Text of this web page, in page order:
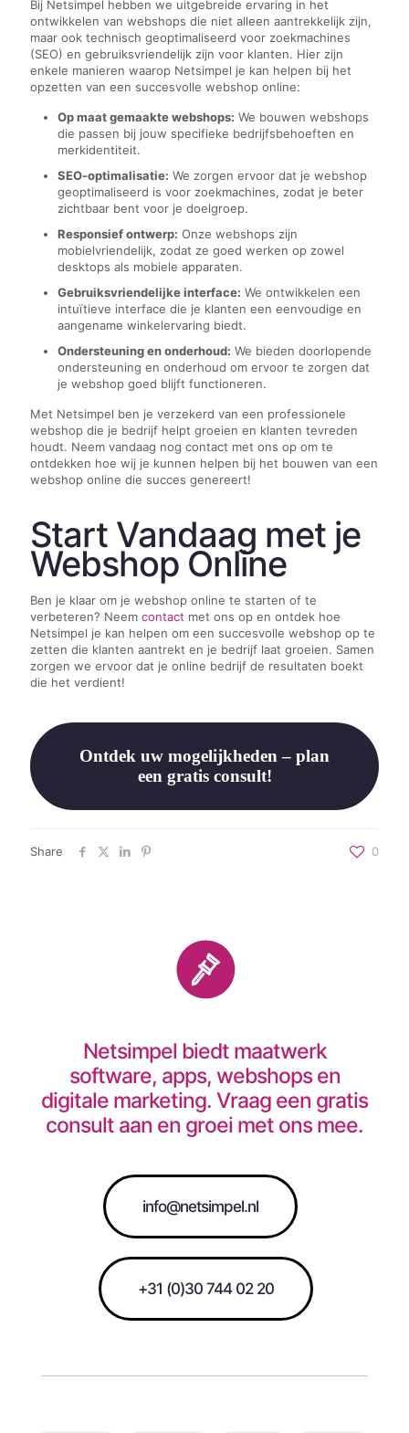
Bij Netsimpel hebben we uitgebreide ervaring in het
ontwikkelen van webshops die niet alleen aantrekkelijk zijn,
maar ook technisch geoptimaliseerd voor zoekmachines
(SEO) en gebruiksvriendelijk zijn voor klanten. Hier zijn
enkele manieren waarop Netsimpel je kan helpen bij het
opzetten van een succesvolle webshop online:
Op maat gemaakte webshops: We bouwen webshops
die passen bij jouw specifieke bedrijfsbehoeften en
merkidentiteit.
SEO-optimalisatie: We zorgen ervoor dat je webshop
geoptimaliseerd is voor zoekmachines, zodat je beter
zichtbaar bent voor je doelgroep.
Responsief ontwerp: Onze webshops zijn
mobielvriendelijk, zodat ze goed werken op zowel
desktops als mobiele apparaten.
Gebruiksvriendelijke interface: We ontwikkelen een
intuïtieve interface die je klanten een eenvoudige en
aangename winkelervaring biedt.
Ondersteuning en onderhoud: We bieden doorlopende
ondersteuning en onderhoud om ervoor te zorgen dat
je webshop goed blijft functioneren.
Met Netsimpel ben je verzekerd van een professionele
webshop die je bedrijf helpt groeien en klanten tevreden
houdt. Neem vandaag nog contact met ons op om te
ontdekken hoe wij je kunnen helpen bij het bouwen van een
webshop online die succes genereert!
Start Vandaag met je
Webshop Online
Ben je klaar om je webshop online te starten of te
verbeteren? Neem contact met ons op en ontdek hoe
Netsimpel je kan helpen om een succesvolle webshop op te
zetten die klanten aantrekt en je bedrijf laat groeien. Samen
zorgen we ervoor dat je online bedrijf de resultaten boekt
die het verdient!
Ontdek uw mogelijkheden – plan
een gratis consult!
Share 0
Netsimpel biedt maatwerk
software, apps, webshops en
digitale marketing. Vraag een gratis
consult aan en groei met ons mee.
info@netsimpel.nl
+31 (0)30 744 02 20